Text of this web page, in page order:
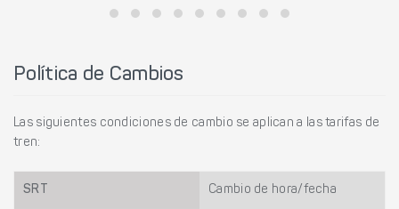
Política de Cambios
Las siguientes condiciones de cambio se aplican a las tarifas de
tren:
SRT Cambio de hora/fecha